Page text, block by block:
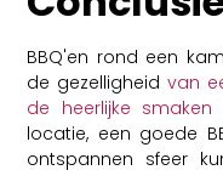
BBQ'en rond een
de gezelligheidvan
de heerlijke
locatie, een goede
ontspannen sfeer